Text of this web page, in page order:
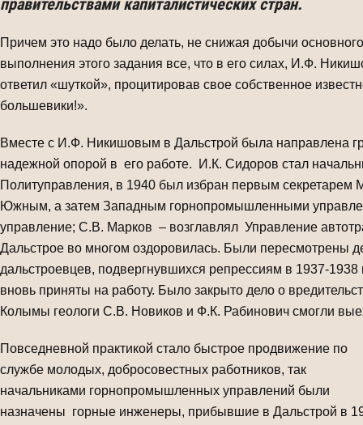
правительствами капиталистических стран.
Причем это надо было делать, не снижая добычи
выполнения этого задания все, что в его силах, И.Ф.
ответил «шуткой», процитировав свое собственное
большевики!».
Вместе с И.Ф. Никишовым в Дальстрой была направлена
надежной опорой в его работе. И.К. Сидоров стал
Политуправления, в 1940 был избран первым
Южным, а затем Западным горнопромышленными
управление; С.В. Марков – возглавлял Управление
Дальстрое во многом оздоровилась. Были пересмотрены
дальстроевцев, подвергнувшихся репрессиям в 1937-
вновь приняты на работу. Было закрыто дело о
Колымы геологи С.В. Новиков и Ф.К. Рабинович смогли
Повседневной практикой стало быстрое продвижение по
службе молодых, добросовестных работников, так
начальниками горнопромышленных управлений были
назначены горные инженеры, прибывшие в Дальстрой в